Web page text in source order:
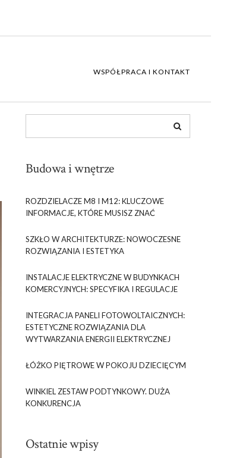
WSPÓŁPRACA I KONTAKT
Budowa i wnętrze
ROZDZIELACZE M8 I M12: KLUCZOWE
INFORMACJE, KTÓRE MUSISZ ZNAĆ
SZKŁO W ARCHITEKTURZE: NOWOCZESNE
ROZWIĄZANIA I ESTETYKA
INSTALACJE ELEKTRYCZNE W BUDYNKACH
KOMERCYJNYCH: SPECYFIKA I REGULACJE
INTEGRACJA PANELI FOTOWOLTAICZNYCH:
ESTETYCZNE ROZWIĄZANIA DLA
WYTWARZANIA ENERGII ELEKTRYCZNEJ
ŁÓŻKO PIĘTROWE W POKOJU DZIECIĘCYM
WINKIEL ZESTAW PODTYNKOWY. DUŻA
KONKURENCJA
Ostatnie wpisy